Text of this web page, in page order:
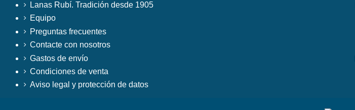
Lanas Rubí. Tradición desde 1905
Equipo
Preguntas frecuentes
Contacte con nosotros
Gastos de envío
Condiciones de venta
Aviso legal y protección de datos